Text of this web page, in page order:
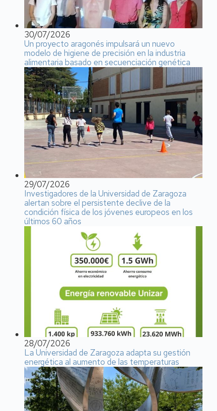
30/07/2026
Un proyecto aragonés impulsará un nuevo
modelo de higiene de precisión en la industria
alimentaria basado en secuenciación genética
29/07/2026
Investigadores de la Universidad de Zaragoza
alertan sobre el persistente declive de la
condición física de los jóvenes europeos en los
últimos 60 años
28/07/2026
La Universidad de Zaragoza adapta su gestión
energética al aumento de las temperaturas